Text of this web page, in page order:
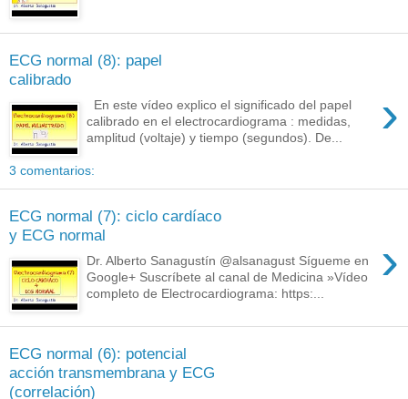
ECG normal (8): papel
calibrado
›
En este vídeo explico el significado del papel
calibrado en el electrocardiograma : medidas,
amplitud (voltaje) y tiempo (segundos). De...
3 comentarios:
ECG normal (7): ciclo cardíaco
y ECG normal
›
Dr. Alberto Sanagustín @alsanagust Sígueme en
Google+ Suscríbete al canal de Medicina »Vídeo
completo de Electrocardiograma: https:...
ECG normal (6): potencial
acción transmembrana y ECG
(correlación)